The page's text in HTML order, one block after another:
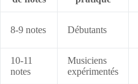
8-9 notes Débutants
10-11
notes
Musiciens
expérimentés